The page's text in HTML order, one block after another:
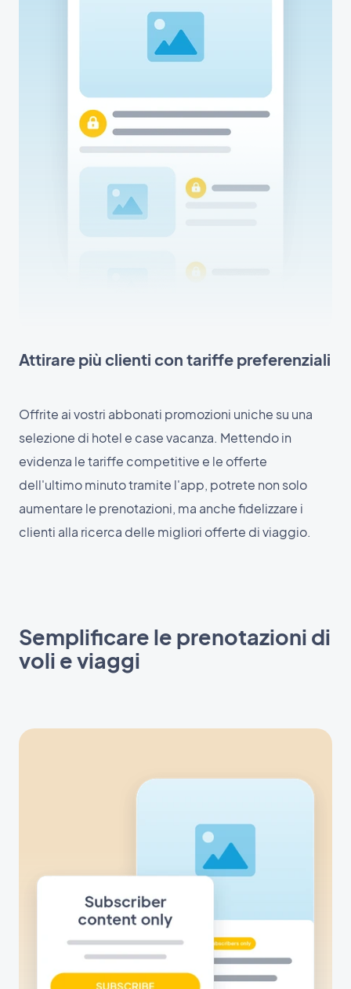
Attirare più clienti con tariffe preferenziali
Offrite ai vostri abbonati promozioni uniche su una
selezione di hotel e case vacanza. Mettendo in
evidenza le tariffe competitive e le offerte
dell'ultimo minuto tramite l'app, potrete non solo
aumentare le prenotazioni, ma anche fidelizzare i
clienti alla ricerca delle migliori offerte di viaggio.
Semplificare le prenotazioni di
voli e viaggi